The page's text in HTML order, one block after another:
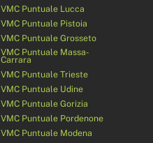
VMC Puntuale Lucca
VMC Puntuale Pistoia
VMC Puntuale Grosseto
VMC Puntuale Massa-
Carrara
VMC Puntuale Trieste
VMC Puntuale Udine
VMC Puntuale Gorizia
VMC Puntuale Pordenone
VMC Puntuale Modena